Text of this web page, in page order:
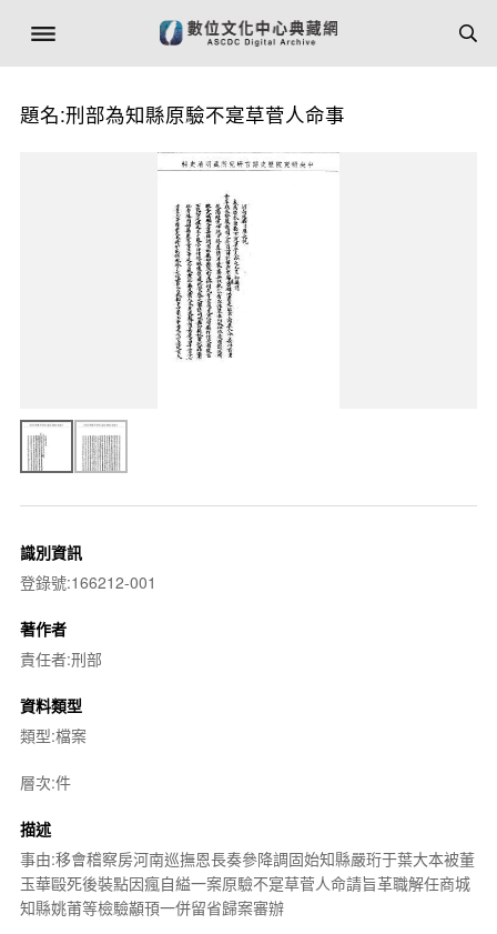
題名:刑部為知縣原驗不寔草菅人命事
識別資訊
登錄號:166212-001
著作者
責任者:刑部
資料類型
類型:檔案
層次:件
描述
事由:移會稽察房河南巡撫恩長奏參降調固始知縣嚴珩于葉大本被董
玉華毆死後裝點因瘋自縊一案原驗不寔草菅人命請旨革職解任商城
知縣姚莆等檢驗顢頇一併留省歸案審辦